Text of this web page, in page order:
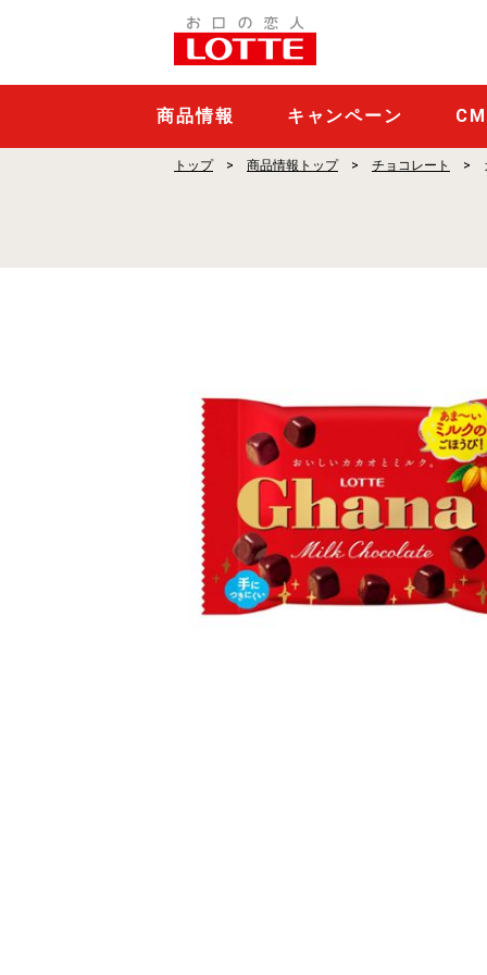
ナ
ッ
ョ
商品情報 キャンペーン
トップ 商品情報トップ チョコレート